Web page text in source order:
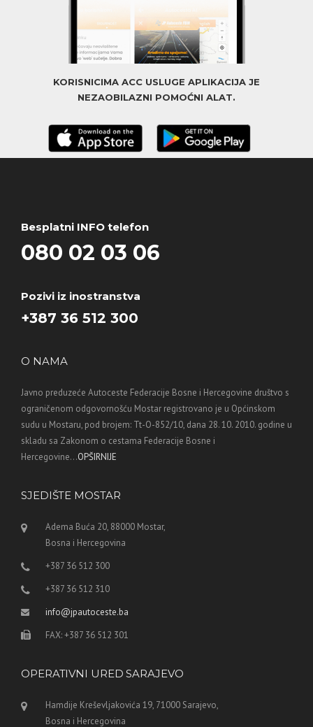
KORISNICIMA ACC USLUGE APLIKACIJA JE
NEZAOBILAZNI POMOĆNI ALAT.
Besplatni INFO telefon
080 02 03 06
Pozivi iz inostranstva
+387 36 512 300
O NAMA
Javno preduzeće Autoceste Federacije Bosne i Hercegovine društvo s
ograničenom odgovornošću Mostar registrovano je u Općinskom
sudu u Mostaru, pod brojem: Tt-O-852/10, dana 28. 10. 2010. godine u
skladu sa Zakonom o cestama Federacije Bosne i
Hercegovine...OPŠIRNIJE
SJEDIŠTE MOSTAR
Adema Buća 20, 88000 Mostar,
Bosna i Hercegovina
+387 36 512 300
+387 36 512 310
info@jpautoceste.ba
FAX: +387 36 512 301
OPERATIVNI URED SARAJEVO
Hamdije Kreševljakovića 19, 71000 Sarajevo,
Bosna i Hercegovina